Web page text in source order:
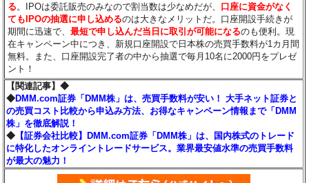
る 。IPOは委託販売のみなので割当数は少なめだが、 口座に資金がなく
てもIPOの抽選に申し込めるのは大きなメリットだ。口座開設手続きが
期間に迅速で、最短で申し込んだ当日に取引が可能になるのも便利。現
在キャンペーン中につき、新規口座開設で日本株の売買手数料が1カ月間
無料。また、口座開設完了者の中から抽選で毎月10名に2000円をプレゼ
ント！
【関連記事】◆
◆DMM.com証券「DMM株」は、売買手数料が安い！ 大手ネット証券と
の売買コスト比較から申込み方法、お得なキャンペーン情報まで「DMM
株」を徹底解説！
◆ 【証券会社比較】DMM.com証券「DMM株」は、国内株式のトレード
に特化したオンライントレードサービス。業界最安値水準の売買手数料
が最大の魅力！